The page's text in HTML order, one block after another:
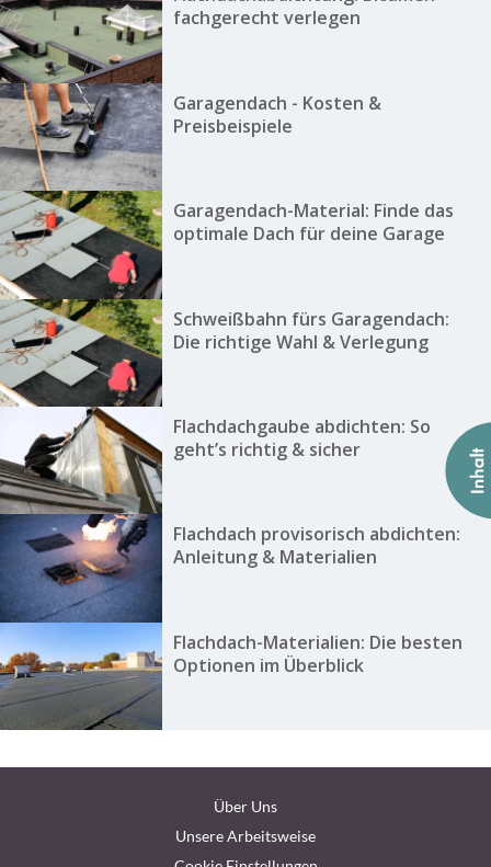
fachgerecht verlegen
Garagendach - Kosten &
Preisbeispiele
Garagendach-Material: Finde das
optimale Dach für deine Garage
Schweißbahn fürs Garagendach:
Die richtige Wahl & Verlegung
Flachdachgaube abdichten: So
geht’s richtig & sicher
Flachdach provisorisch abdichten:
Anleitung & Materialien
Flachdach-Materialien: Die besten
Optionen im Überblick
Über Uns
Unsere Arbeitsweise